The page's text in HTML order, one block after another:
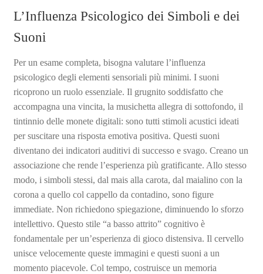
L’Influenza Psicologico dei Simboli e dei
Suoni
Per un esame completa, bisogna valutare l’influenza
psicologico degli elementi sensoriali più minimi. I suoni
ricoprono un ruolo essenziale. Il grugnito soddisfatto che
accompagna una vincita, la musichetta allegra di sottofondo, il
tintinnio delle monete digitali: sono tutti stimoli acustici ideati
per suscitare una risposta emotiva positiva. Questi suoni
diventano dei indicatori auditivi di successo e svago. Creano un
associazione che rende l’esperienza più gratificante. Allo stesso
modo, i simboli stessi, dal mais alla carota, dal maialino con la
corona a quello col cappello da contadino, sono figure
immediate. Non richiedono spiegazione, diminuendo lo sforzo
intellettivo. Questo stile “a basso attrito” cognitivo è
fondamentale per un’esperienza di gioco distensiva. Il cervello
unisce velocemente queste immagini e questi suoni a un
momento piacevole. Col tempo, costruisce un memoria